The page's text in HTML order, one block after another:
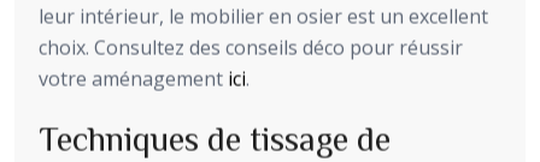
leur intérieur, le mobilier en osier est un excellent
choix. Consultez des conseils déco pour réussir
votre aménagement ici.
Techniques de tissage de